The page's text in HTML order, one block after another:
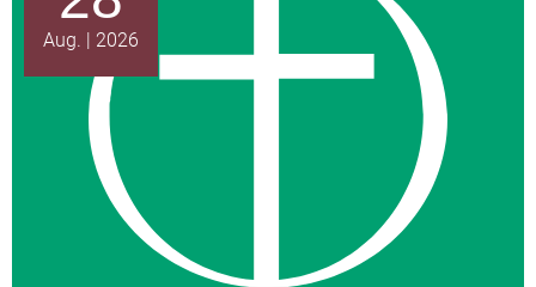
Aug. 2026